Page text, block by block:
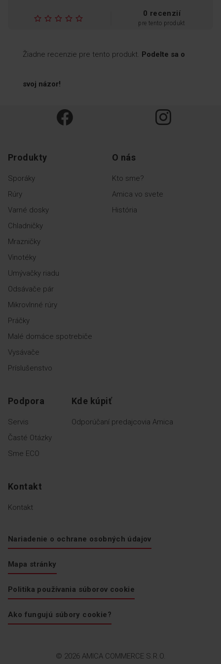
0 recenzií
pre tento produkt
Žiadne recenzie pre tento produkt. Podelte sa o
svoj názor!
Produkty
Sporáky
Rúry
Varné dosky
Chladničky
Mrazničky
Vinotéky
Umývačky riadu
Odsávače pár
Mikrovlnné rúry
Práčky
Malé domáce spotrebiče
Vysávače
Príslušenstvo
O nás
Kto sme?
Amica vo svete
História
Podpora
Servis
Časté Otázky
Sme ECO
Kde kúpiť
Odporúčaní predajcovia Amica
Kontakt
Kontakt
© 2026 AMICA COMMERCE S.R.O.
Nariadenie o ochrane osobných údajov
Mapa stránky
Politika používania súborov cookie
Ako fungujú súbory cookie?